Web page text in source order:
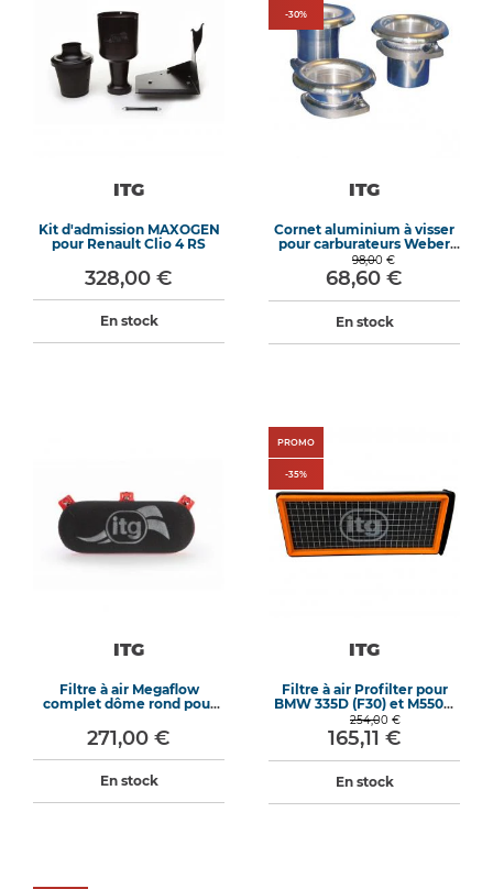
ITG
Kit d'admission MAXOGEN
pour Renault Clio 4 RS
328,00 €
En stock
-30%
ITG
Cornet aluminium à visser
pour carburateurs Weber
DCOE 48
98,00 €
68,60 €
En stock
ITG
Filtre à air Megaflow
complet dôme rond pour
271,00 €
En stock
PROMO
-35%
ITG
Filtre à air Profilter pour
BMW 335D (F30) et M550D
(F10)
254,00 €
165,11 €
En stock